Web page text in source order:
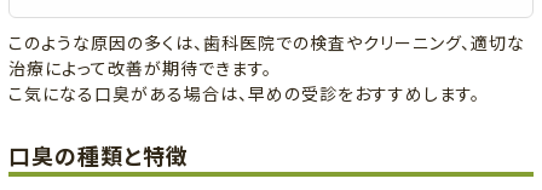
このような原因の多くは、歯科医院での検査やクリーニング、適切な
治療によって改善が期待できます。
こ気になる口臭がある場合は、早めの受診をおすすめします。
口臭の種類と特徴